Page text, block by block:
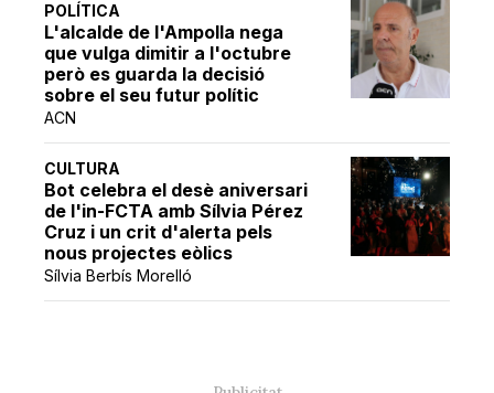
POLÍTICA
L'alcalde de l'Ampolla nega
que vulga dimitir a l'octubre
però es guarda la decisió
sobre el seu futur polític
ACN
CULTURA
Bot celebra el desè aniversari
de l'in-FCTA amb Sílvia Pérez
Cruz i un crit d'alerta pels
nous projectes eòlics
Sílvia Berbís Morelló